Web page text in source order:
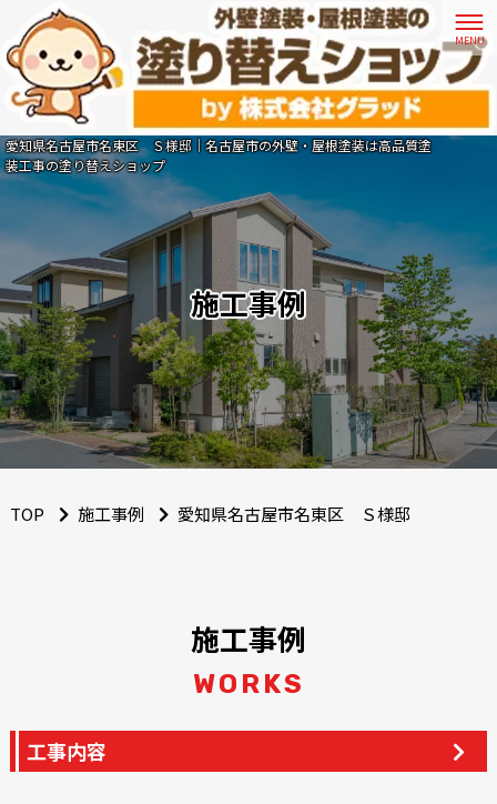
愛知県名古屋市名東区 Ｓ様邸｜名古屋市の外壁・屋根塗装は高品質塗
装工事の塗り替えショップ
施工事例
TOP 施工事例 愛知県名古屋市名東区 Ｓ様邸
施工事例
WORKS
工事内容